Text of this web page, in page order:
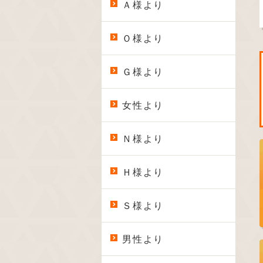
Ａ様より
Ｏ様より
Ｇ様より
女性より
Ｎ様より
Ｈ様より
Ｓ様より
男性より